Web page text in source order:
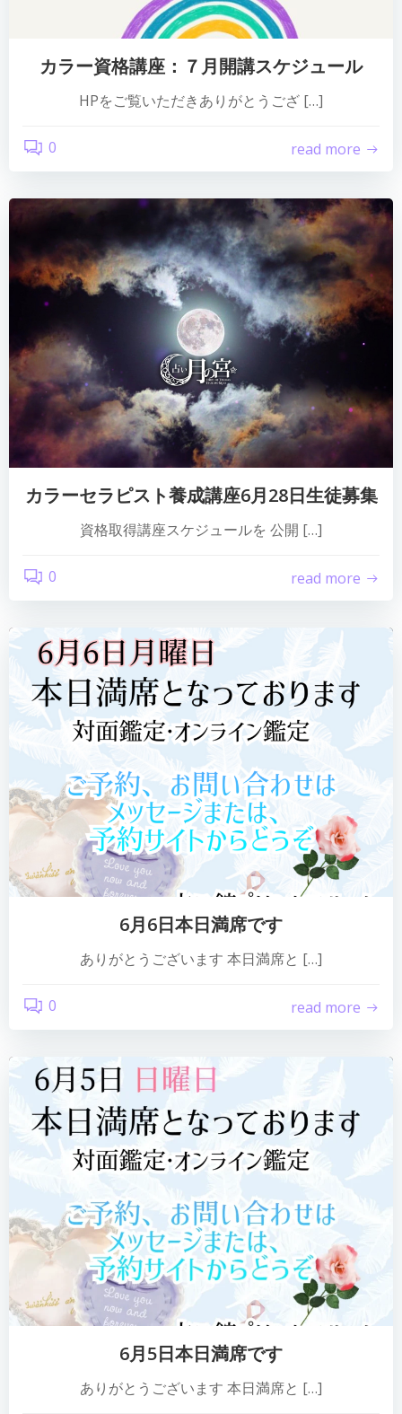
カラー資格講座：７月開講スケジュール
HPをご覧いただきありがとうござ […]
0 read more
カラーセラピスト養成講座6月28日生徒募集
資格取得講座スケジュールを 公開 […]
0 read more
6月6日本日満席です
ありがとうございます 本日満席と […]
0 read more
6月5日本日満席です
ありがとうございます 本日満席と […]